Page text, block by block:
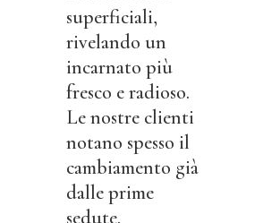
superficiali,
rivelando un
incarnato più
fresco e radioso.
Le nostre clienti
notano spesso il
cambiamento già
dalle prime
sedute.